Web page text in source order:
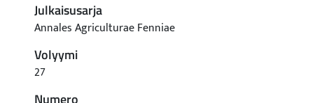
Julkaisusarja
Annales Agriculturae Fenniae
Volyymi
27
Numero